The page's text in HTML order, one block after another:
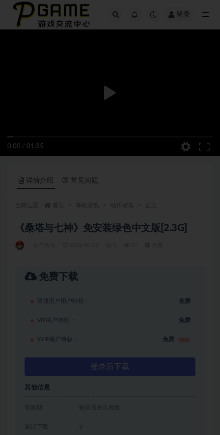
登录
0:00 / 01:35
详情介绍 常见问题
《桑塔与七神》免安装绿色中文版[2.3G]
免费下载
普通用户用户特权： 免费
VIP用户特权： 免费
SVIP用户特权： 免费
登录后下载
其他信息
有效期 购买后永久有效
累计下载 3
全部